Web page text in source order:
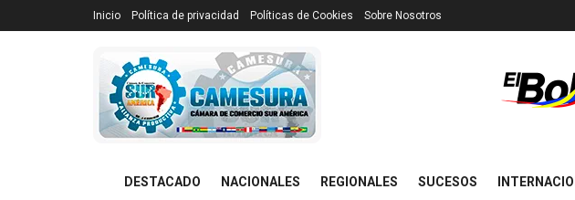
Inicio Política de privacidad Políticas de Cookies Sobre Nosotros
DESTACADO NACIONALES REGIONALES SUCESOS